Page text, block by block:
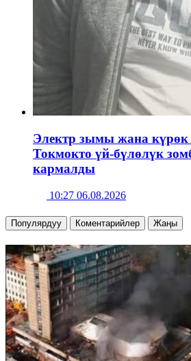
Электр зымы жана күрөк
Токмокто үй-бүлөлүк
кармалды
10:27 06.08.2026
Популярдуу Коментарийлер Жаңы